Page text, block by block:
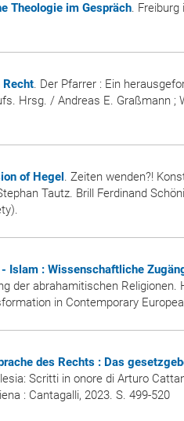
Theologie im Gespräch. Freiburg
Recht. Der Pfarrer : Ein
Hrsg. / Andreas E. Graßmann ;
of Hegel. Zeiten wenden?!
Tautz. Brill Ferdinand
Islam : Wissenschaftliche
der abrahamitischen Religionen.
in Contemporary
des Rechts : Das
Scritti in onore di Arturo
: Cantagalli, 2023. S. 499-520